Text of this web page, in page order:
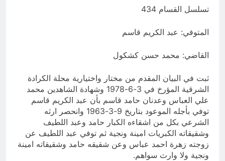
تسلسل القسام 434
المتوفي: عبد الكريم قاسم
القاضي: محمد حسن كشكول
ثبت في البيان المقدم من مختار واختيارية محلة الكرادة
الشرقية المؤرخ في 3-6-1978 وشهادة الشاهدين محمد
علي العباس وعدنان حامد قاسم بأن عبد الكريم قاسم
توفي بأجله الموعود بتاريخ 9-3-1963 وانحصر ارثه
الشرعي بكل من اشقاءه الكبار حامد وعبد اللطيف
وشقيقاته الكبريات امينة ونجية ثم توفي عبد اللطيف عن
زوجته زهرة احمد عباس وعن شقيقه حامد وشقيقاته امينة
ونجية ولا وارث سواهم.